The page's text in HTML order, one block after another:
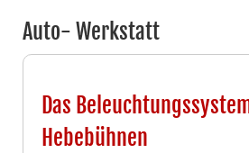
Auto- Werkstatt
Das
Hebebühnen